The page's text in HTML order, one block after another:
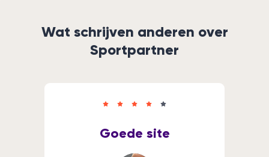
Wat schrijven anderen over
Sportpartner
Goede site